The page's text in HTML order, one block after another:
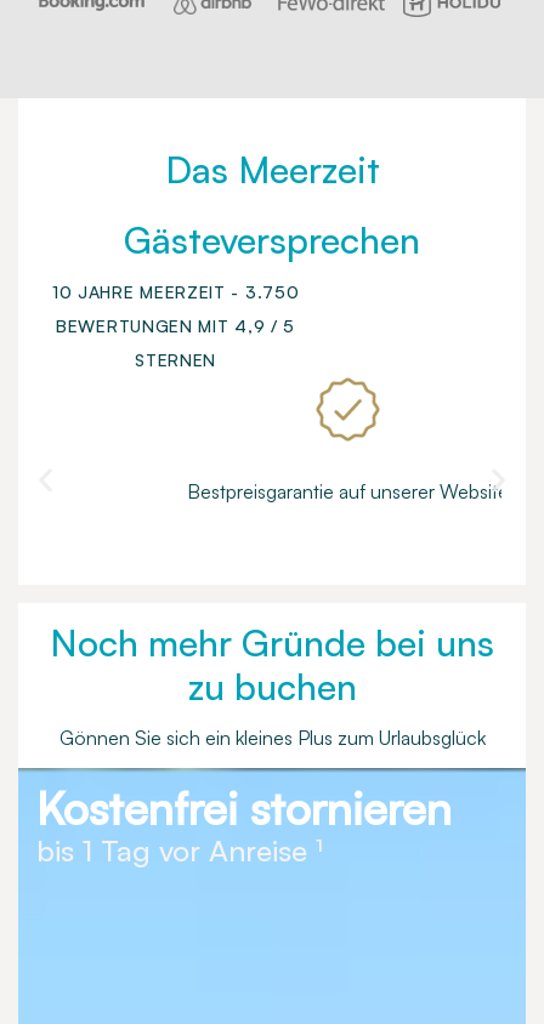
Das Meerzeit
Gästeversprechen
10 JAHRE MEERZEIT - 3.750
BEWERTUNGEN MIT 4,9 / 5
STERNEN
Bestpreisgarantie auf unserer Website
Noch mehr Gründe bei uns
zu buchen
Gönnen Sie sich ein kleines Plus zum Urlaubsglück
Kostenfrei stornieren
bis 1 Tag vor Anreise ¹